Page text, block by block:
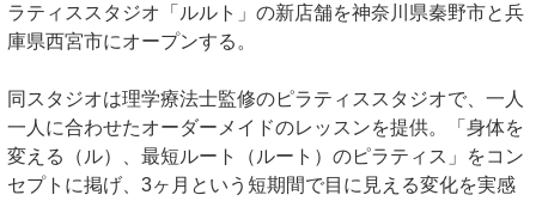
ラティススタジオ「ルルト」の新店舗を神奈川県秦野市と兵
庫県西宮市にオープンする。
同スタジオは理学療法士監修のピラティススタジオで、一人
一人に合わせたオーダーメイドのレッスンを提供。「身体を
変える（ル）、最短ルート（ルート）のピラティス」をコン
セプトに掲げ、3ヶ月という短期間で目に見える変化を実感